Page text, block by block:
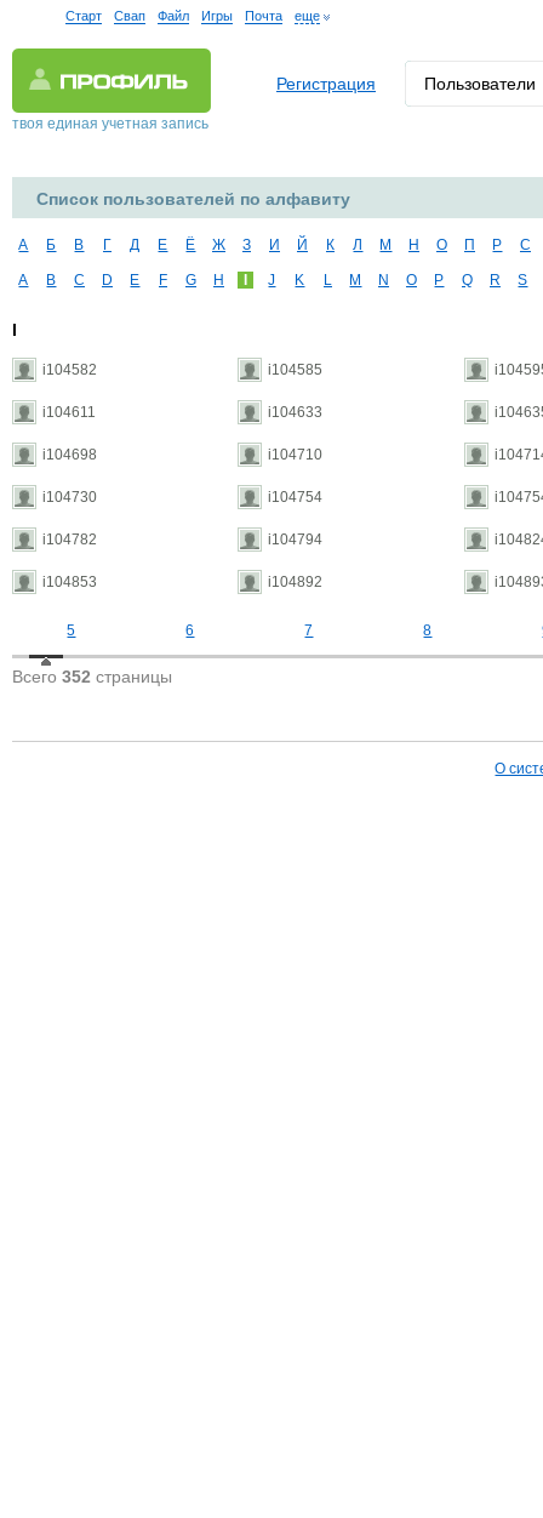
Старт Свап Файл Игры Почта еще
твоя единая учетная запись
Регистрация Пользователи
Список пользователей по алфавиту
А Б В Г Д Е Ё Ж З И Й К Л М Н О П Р С
A B C D E F G H J K L M N O P Q R S
I
i104582 i104585
i104611 i104633
i104698 i104710
i104730 i104754
i104782 i104794
i104853 i104892
5 6 7 8
Всего 352 страницы
О